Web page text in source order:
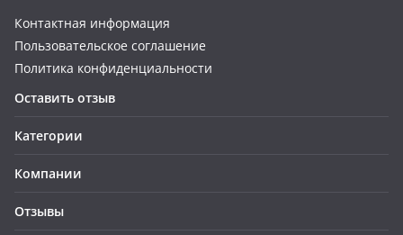
Контактная информация
Пользовательское соглашение
Политика конфиденциальности
Оставить отзыв
Категории
Компании
Отзывы